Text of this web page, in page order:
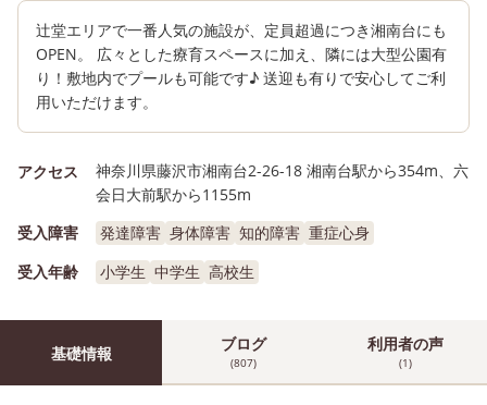
辻堂エリアで一番人気の施設が、定員超過につき湘南台にも
OPEN。 広々とした療育スペースに加え、隣には大型公園有
り！敷地内でプールも可能です♪ 送迎も有りで安心してご利
用いただけます。
アクセス
神奈川県藤沢市湘南台2-26-18 湘南台駅から354m、六
会日大前駅から1155m
受入障害
発達障害 身体障害 知的障害 重症心身
受入年齢
小学生 中学生 高校生
基礎情報 ブログ
(807)
利用者の声
(1)